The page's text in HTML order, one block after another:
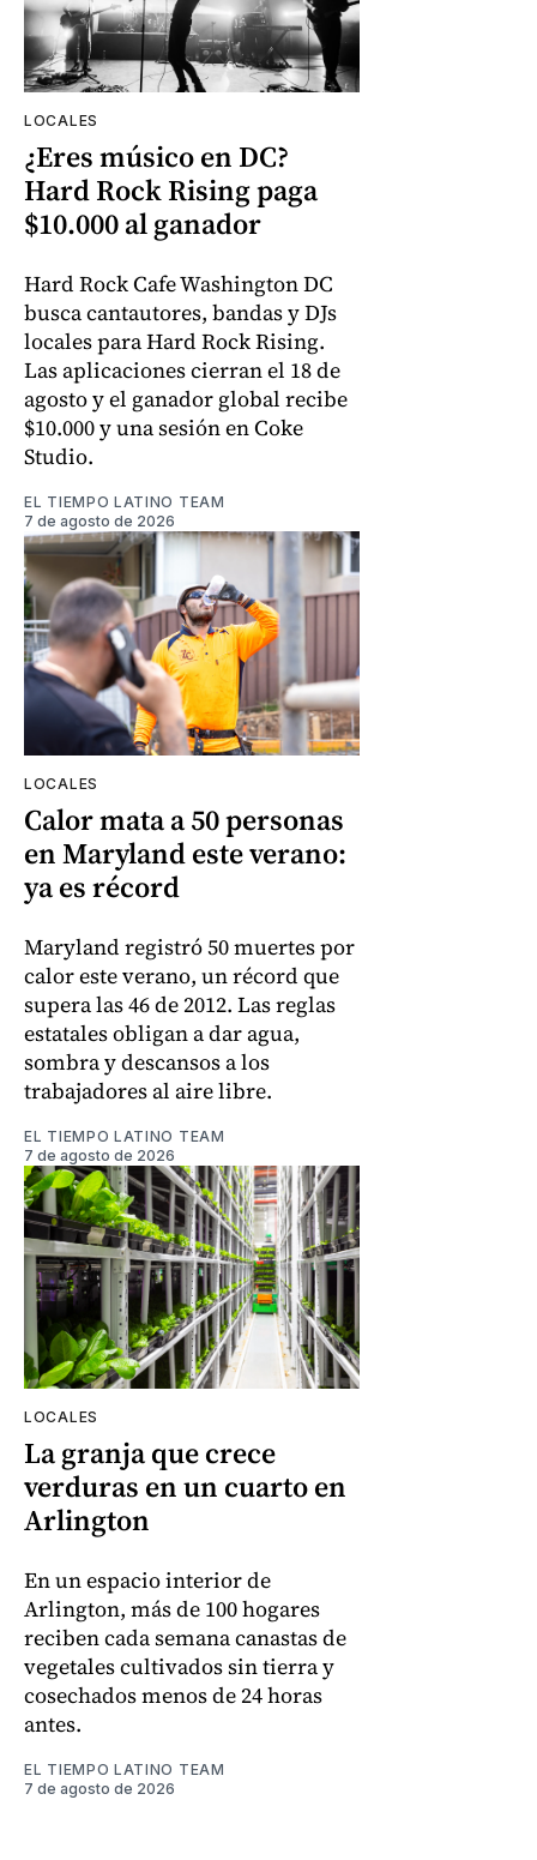
LOCALES
¿Eres músico en DC?
Hard Rock Rising paga
$10.000 al ganador
Hard Rock Cafe Washington DC
busca cantautores, bandas y DJs
locales para Hard Rock Rising.
Las aplicaciones cierran el 18 de
agosto y el ganador global recibe
$10.000 y una sesión en Coke
Studio.
EL TIEMPO LATINO TEAM
7 de agosto de 2026
LOCALES
Calor mata a 50 personas
en Maryland este verano:
ya es récord
Maryland registró 50 muertes por
calor este verano, un récord que
supera las 46 de 2012. Las reglas
estatales obligan a dar agua,
sombra y descansos a los
trabajadores al aire libre.
EL TIEMPO LATINO TEAM
7 de agosto de 2026
LOCALES
La granja que crece
verduras en un cuarto en
Arlington
En un espacio interior de
Arlington, más de 100 hogares
reciben cada semana canastas de
vegetales cultivados sin tierra y
cosechados menos de 24 horas
antes.
EL TIEMPO LATINO TEAM
7 de agosto de 2026